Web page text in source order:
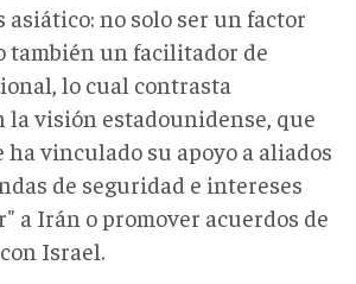
no solo ser un factor
también un facilitador de
lo cual contrasta
la visión estadounidense, que
vinculado su apoyo a aliados
de seguridad e intereses
a Irán o promover acuerdos de
Israel.